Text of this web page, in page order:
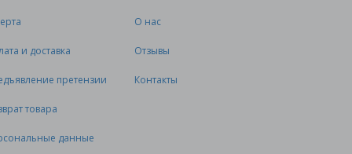
и доставка
претензии
товара
данные
О нас
Отзывы
Контакты